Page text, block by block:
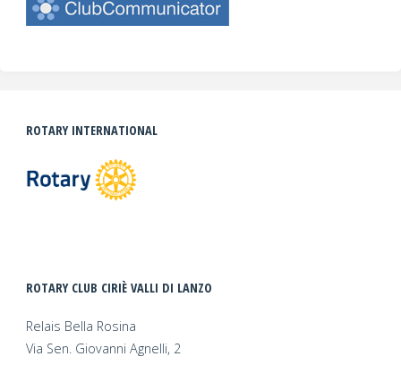
ROTARY INTERNATIONAL
ROTARY CLUB CIRIÈ VALLI DI LANZO
Relais Bella Rosina
Via Sen. Giovanni Agnelli, 2